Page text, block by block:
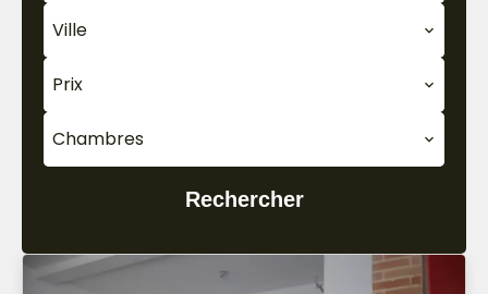
Ville
Prix
Chambres
Rechercher